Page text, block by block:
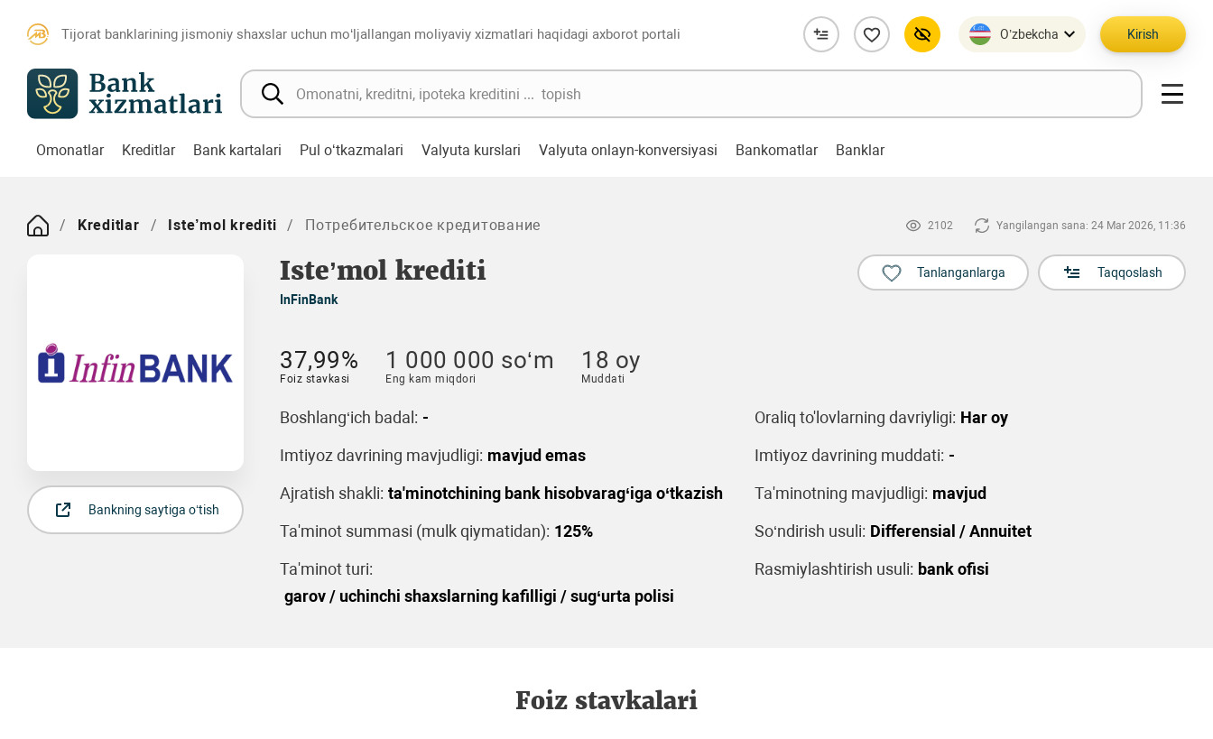
Tijorat banklarining jismoniy shaxslar uchun mo‘ljallangan moliyaviy xizmatlari haqidagi axborot portali O’zbekcha Kirish
Omonatlar Kreditlar Bank kartalari Pul o‘tkazmalari Valyuta kurslari Valyuta onlayn-konversiyasi Bankomatlar Banklar
Kreditlar Iste’mol krediti Потребительское кредитование 2102 Yangilangan sana: 24 Mar 2026, 11:36
Isteʼmol krediti
InFinBank
Tanlanganlarga Taqqoslash
Bankning saytiga o‘tish
37,99%
Foiz stavkasi
1 000 000 so‘m
Eng kam miqdori
18 oy
Muddati
Boshlang‘ich badal: - Oraliq to'lovlarning davriyligi: Har oy
Imtiyoz davrining mavjudligi: mavjud emas Imtiyoz davrining muddati: -
Ajratish shakli: ta'minotchining bank hisobvarag‘iga o‘tkazish Ta'minotning mavjudligi: mavjud
Ta'minot summasi (mulk qiymatidan): 125% So‘ndirish usuli: Differensial / Annuitet
Ta'minot turi:
garov / uchinchi shaxslarning kafilligi / sug‘urta polisi
Rasmiylashtirish usuli: bank ofisi
Foiz stavkalari